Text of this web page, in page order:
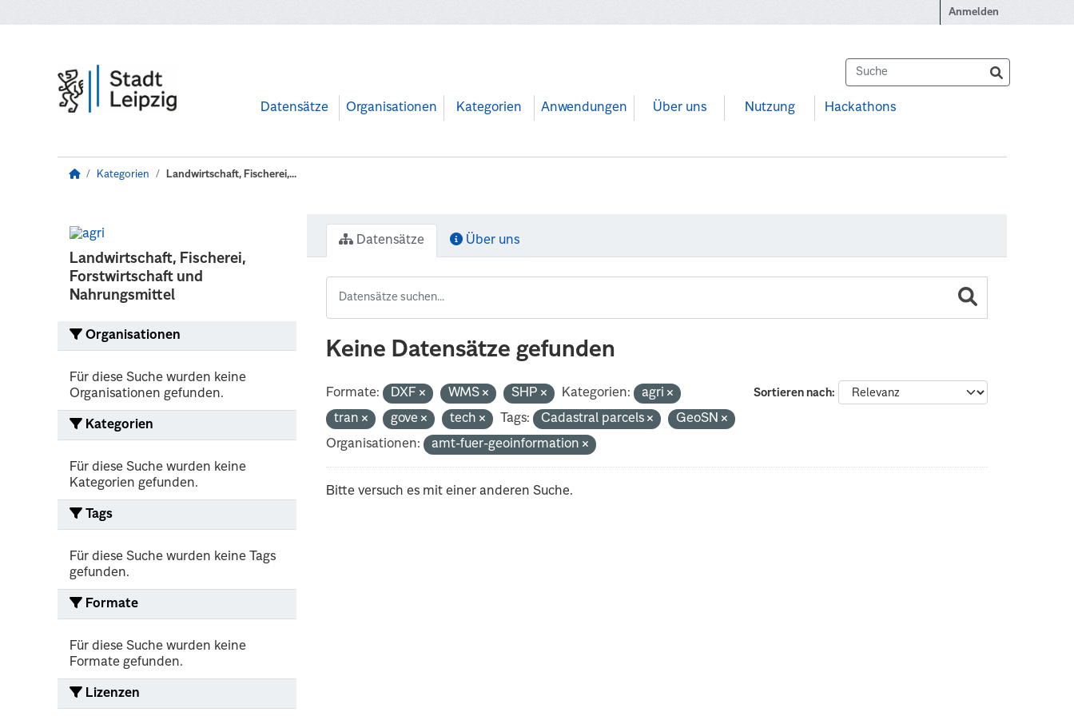
Anmelden
Datensätze Organisationen Kategorien Anwendungen Über uns Nutzung Hackathons
Kategorien Landwirtschaft, Fischerei,...
Landwirtschaft, Fischerei,
Forstwirtschaft und
Nahrungsmittel
Organisationen
Für diese Suche wurden keine
Organisationen gefunden.
Kategorien
Für diese Suche wurden keine
Kategorien gefunden.
Tags
Für diese Suche wurden keine Tags
gefunden.
Formate
Für diese Suche wurden keine
Formate gefunden.
Lizenzen
Datensätze Über uns
Keine Datensätze gefunden
Sortieren nach
Formate: DXF WMS SHP Kategorien:
agri
tran
gove tech Tags: Cadastral parcels
GeoSN
Organisationen:
amt-fuer-geoinformation
Bitte versuch es mit einer anderen Suche.